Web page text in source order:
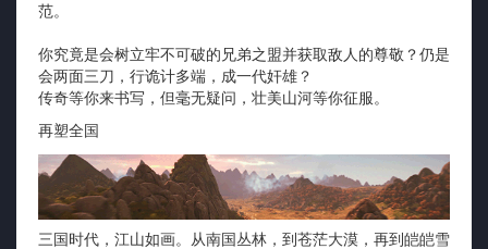
范。
你究竟是会树立牢不可破的兄弟之盟并获取敌人的尊敬？仍是
会两面三刀，行诡计多端，成一代奸雄？
传奇等你来书写，但毫无疑问，壮美山河等你征服。
再塑全国
三国时代，江山如画。从南国丛林，到苍茫大漠，再到皑皑雪